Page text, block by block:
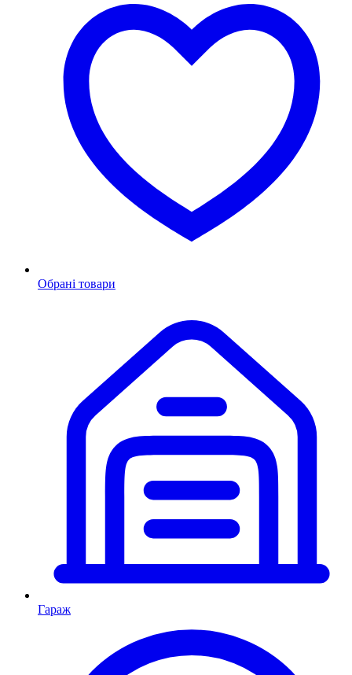
Обрані товари
Гараж